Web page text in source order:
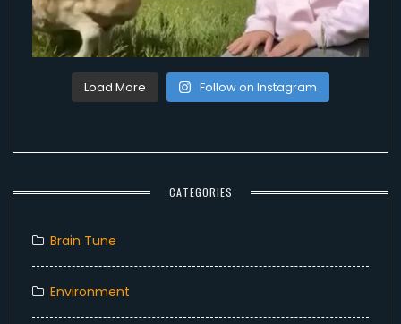
Load More Follow on Instagram
CATEGORIES
Brain Tune
Environment